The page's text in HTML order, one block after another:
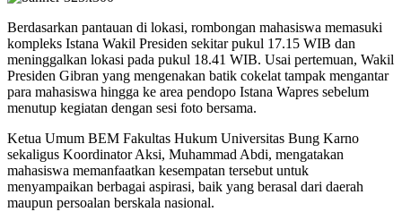
Berdasarkan pantauan di lokasi, rombongan mahasiswa memasuki
kompleks Istana Wakil Presiden sekitar pukul 17.15 WIB dan
meninggalkan lokasi pada pukul 18.41 WIB. Usai pertemuan, Wakil
Presiden Gibran yang mengenakan batik cokelat tampak mengantar
para mahasiswa hingga ke area pendopo Istana Wapres sebelum
menutup kegiatan dengan sesi foto bersama.
Ketua Umum BEM Fakultas Hukum Universitas Bung Karno
sekaligus Koordinator Aksi, Muhammad Abdi, mengatakan
mahasiswa memanfaatkan kesempatan tersebut untuk
menyampaikan berbagai aspirasi, baik yang berasal dari daerah
maupun persoalan berskala nasional.